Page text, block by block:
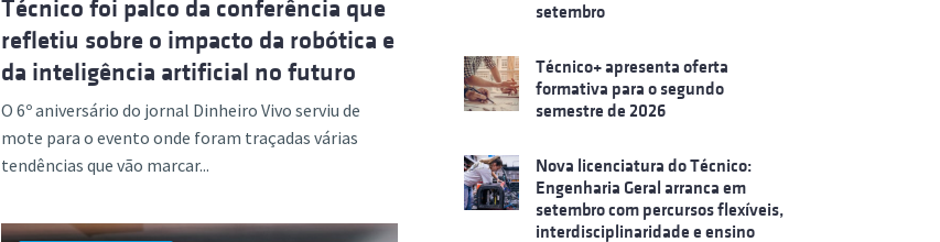
Técnico foi palco da conferência que
refletiu sobre o impacto da robótica e
da inteligência artificial no futuro
O 6º aniversário do jornal Dinheiro Vivo serviu de
mote para o evento onde foram traçadas várias
tendências que vão marcar...
setembro
Técnico+ apresenta oferta
formativa para o segundo
semestre de 2026
Nova licenciatura do Técnico:
Engenharia Geral arranca em
setembro com percursos flexíveis,
interdisciplinaridade e ensino